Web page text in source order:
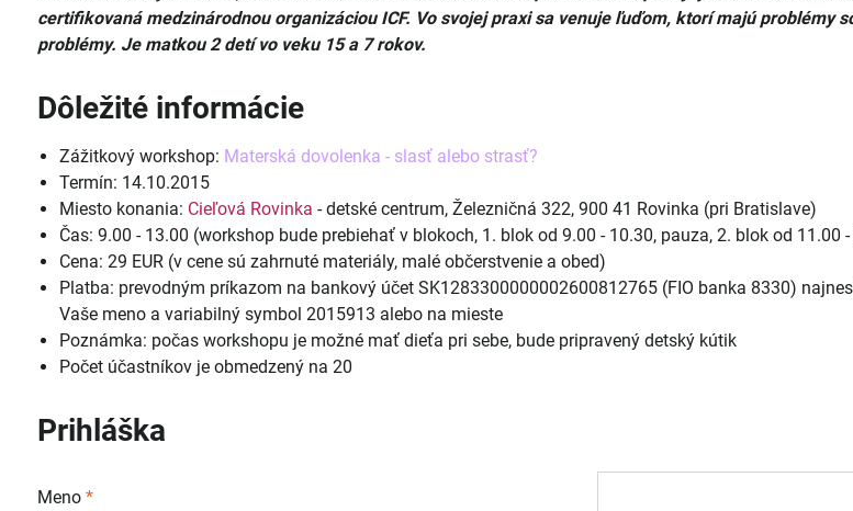
certifikovaná medzinárodnou organizáciou ICF. Vo svojej praxi sa venuje ľuďom, ktorí majú problémy
problémy. Je matkou 2 detí vo veku 15 a 7 rokov.
Dôležité informácie
Zážitkový workshop: Materská dovolenka - slasť alebo strasť?
Termín: 14.10.2015
Miesto konania: Cieľová Rovinka - detské centrum, Železničná 322, 900 41 Rovinka (pri Bratislave)
Čas: 9.00 - 13.00 (workshop bude prebiehať v blokoch, 1. blok od 9.00 - 10.30, pauza, 2. blok od
Cena: 29 EUR (v cene sú zahrnuté materiály, malé občerstvenie a obed)
Platba: prevodným príkazom na bankový účet SK1283300000002600812765 (FIO banka 8330)
Vaše meno a variabilný symbol 2015913 alebo na mieste
Poznámka: počas workshopu je možné mať dieťa pri sebe, bude pripravený detský kútik
Počet účastníkov je obmedzený na 20
Prihláška
Meno *